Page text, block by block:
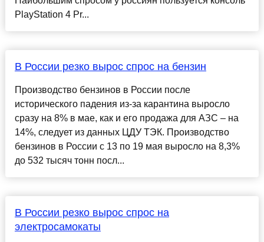
PlayStation 4 Pr...
В России резко вырос спрос на бензин
Производство бензинов в России после
исторического падения из-за карантина выросло
сразу на 8% в мае, как и его продажа для АЗС – на
14%, следует из данных ЦДУ ТЭК. Производство
бензинов в России с 13 по 19 мая выросло на 8,3%
до 532 тысяч тонн посл...
В России резко вырос спрос на
электросамокаты